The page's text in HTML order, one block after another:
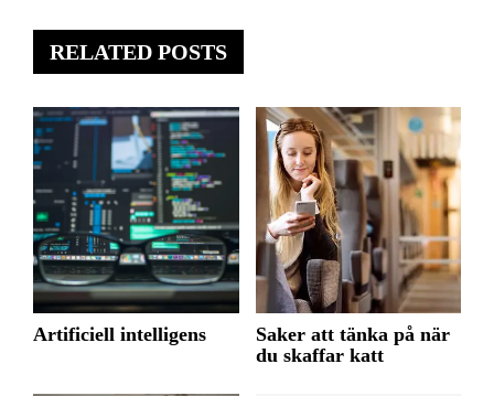
RELATED POSTS
Artificiell intelligens
Saker att tänka på när
du skaffar katt